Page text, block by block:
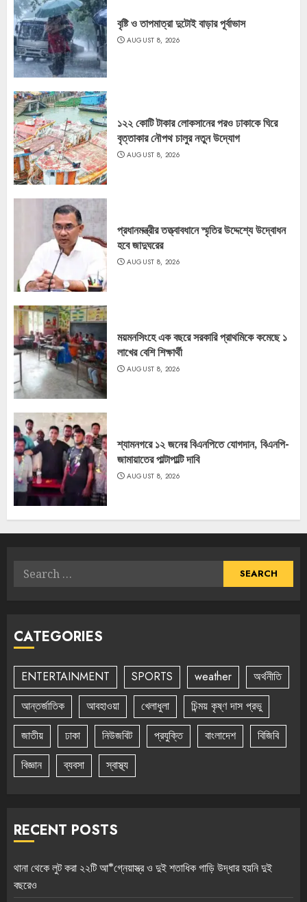
বৃষ্টি ও তাপমাত্রা দুটোই বাড়ার পূর্বাভাস
AUGUST 8, 2026
১২২ কোটি টাকার লোকসানের পরও ঢাকাকে ঘিরে
বৃত্তাকার নৌপথ চালুর নতুন উদ্যোগ
AUGUST 8, 2026
প্রধানমন্ত্রীর তত্ত্বাবধানে স্মৃতির উদ্দেশ্যে উদ্বোধন
হবে জাদুঘরের
AUGUST 8, 2026
ময়মনসিংহে এক বছরে সরকারি প্রাথমিকে কমেছে ১
লাখের বেশি শিক্ষার্থী
AUGUST 8, 2026
শ্যামনগরে ১২ জনের বিএনপিতে যোগদান, বিএনপি-
জামায়াতের পাল্টাপাল্টি দাবি
AUGUST 8, 2026
Search
CATEGORIES
ENTERTAINMENT SPORTS weather
অর্থনীতি
আন্তর্জাতিক
আবহাওয়া খেলাধুলা
চিন্ময় কৃষ্ণ দাস প্রভু
জাতীয়
ঢাকা নিউজবিট প্রযুক্তি বাংলাদেশ
বিজিবি
বিজ্ঞান
ব্যবসা স্বাস্থ্য
RECENT POSTS
থানা থেকে লুট করা ২২টি আ*গ্নেয়াস্ত্র ও দুই শতাধিক গাড়ি উদ্ধার হয়নি দুই
বছরেও